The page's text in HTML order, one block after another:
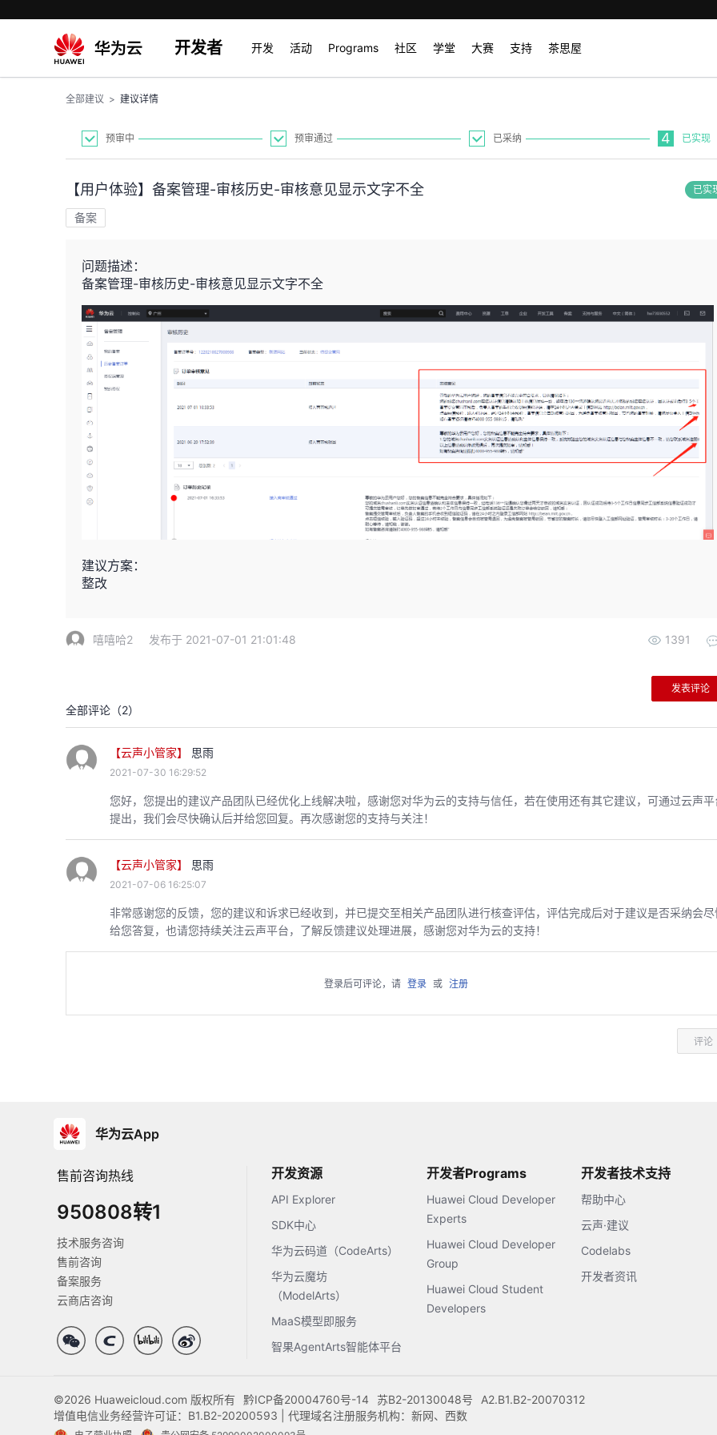
开发者 开发 活动 Programs 社区 学堂 大赛 支持 茶思屋
全部建议 > 建议详情
预审中 预审通过 已采纳 4 已实现
【用户体验】备案管理-审核历史-审核意见显示文字不全 已实
备案
问题描述：
备案管理-审核历史-审核意见显示文字不全
建议方案：
整改
嘻嘻哈2 发布于 2021-07-01 21:01:48 1391
发表评论
全部评论（2）
【云声小管家】 思雨
2021-07-30 16:29:52
您好，您提出的建议产品团队已经优化上线解决啦，感谢您对华为云的支持与信任，若在使用还有其它建议，可通过云声平
提出，我们会尽快确认后并给您回复。再次感谢您的支持与关注！
【云声小管家】 思雨
2021-07-06 16:25:07
非常感谢您的反馈，您的建议和诉求已经收到，并已提交至相关产品团队进行核查评估，评估完成后对于建议是否采纳会尽
给您答复，也请您持续关注云声平台，了解反馈建议处理进展，感谢您对华为云的支持！
登录后可评论，请 登录 或 注册
评论
华为云App
售前咨询热线
950808转1
技术服务咨询
售前咨询
备案服务
云商店咨询
开发资源
API Explorer
SDK中心
华为云码道（CodeArts）
华为云魔坊
（ModelArts）
MaaS模型即服务
智果AgentArts智能体平台
开发者Programs
Huawei Cloud Developer
Experts
Huawei Cloud Developer
Group
Huawei Cloud Student
Developers
开发者技术支持
帮助中心
云声·建议
Codelabs
开发者资讯
©2026 Huaweicloud.com 版权所有 黔ICP备20004760号-14 苏B2-20130048号
A2.B1.B2-20070312
增值电信业务经营许可证：B1.B2-20200593 | 代理域名注册服务机构：新网、西数